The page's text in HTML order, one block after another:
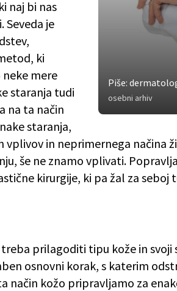
Piše:
osebni arhiv
naj bi nas
Seveda je
ki
mere
staranja tudi
na ta način
staranja,
vplivov in neprimernega načina
še ne znamo vplivati.
kirurgije, ki pa žal za seboj
prilagoditi tipu kože in svoji
osnovni korak, s katerim
način kožo pripravljamo za